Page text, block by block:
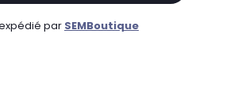
par SEMBoutique